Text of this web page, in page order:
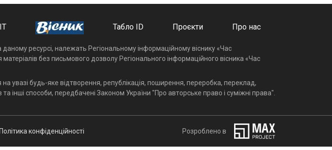
Табло ID Проєкти Про нас
даному ресурсі, належать Регіональному інформаційному віснику «Час
без письмового дозволу Регіонального інформаційного вісника «Час
увазі будь-яке відтворення, републікація, поширення, переробка, переклад,
інші способи, передбачені Законом України "Про авторське право і суміжні права".
конфіденційності Розроблено в